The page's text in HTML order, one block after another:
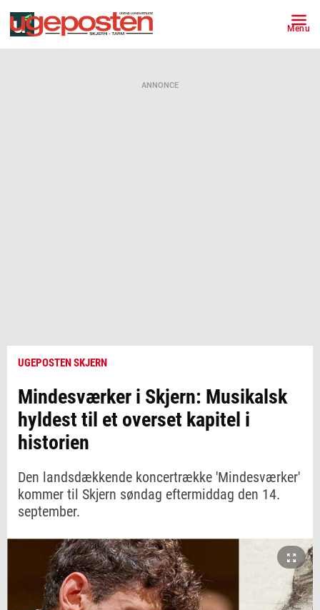
Menu
ANNONCE
UGEPOSTEN SKJERN
Mindesværker i Skjern: Musikalsk
hyldest til et overset kapitel i
historien
Den landsdækkende koncertrække 'Mindesværker'
kommer til Skjern søndag eftermiddag den 14.
september.